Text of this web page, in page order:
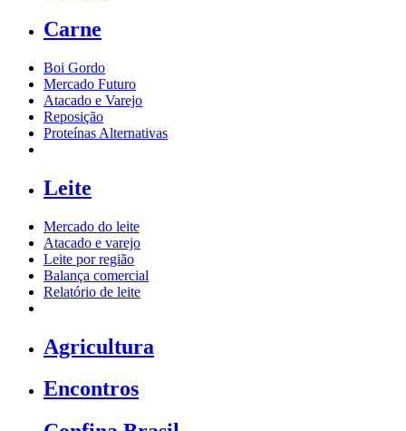
Carne
Boi Gordo
Mercado Futuro
Atacado e Varejo
Reposição
Proteínas Alternativas
Leite
Mercado do leite
Atacado e varejo
Leite por região
Balança comercial
Relatório de leite
Agricultura
Encontros